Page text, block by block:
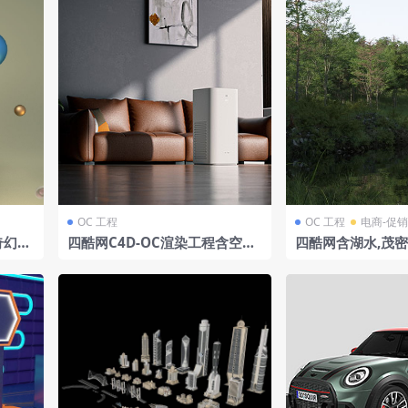
场
OC 工程
四酷网C4D-OC渲染工程含空气
绿植盆栽木质地板边柜装饰相框
OC 工程 电商-促
四酷网含湖水,茂